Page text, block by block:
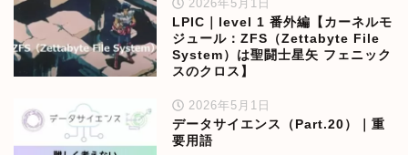
2026年5月1日
LPIC｜level 1 番外編【カーネルモ
ジュール：ZFS（Zettabyte File
System）は聖闘士星矢 フェニック
スのクロス】
2026年5月1日
データサイエンス（Part.20）｜重
要用語